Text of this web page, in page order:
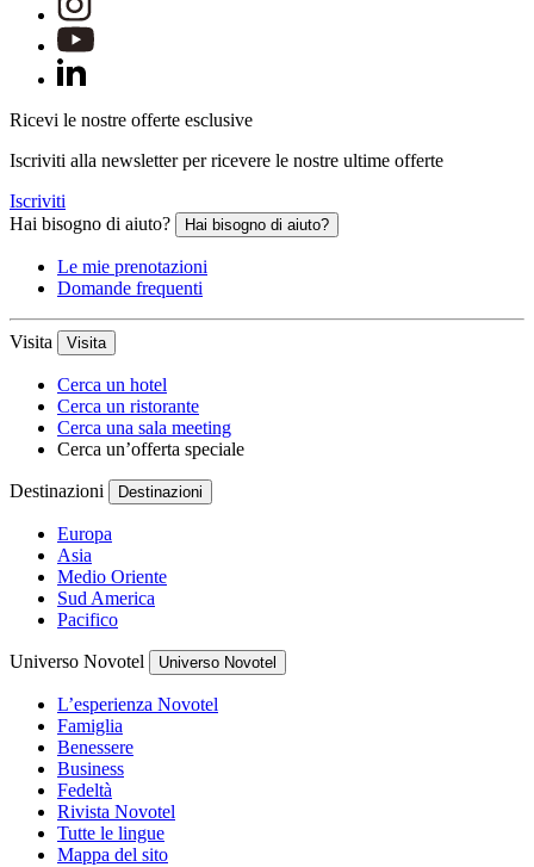
Ricevi le nostre offerte esclusive
Iscriviti alla newsletter per ricevere le nostre ultime offerte
Iscriviti
Hai bisogno di aiuto?
Hai bisogno di aiuto?
Le mie prenotazioni
Domande frequenti
Visita Visita
Cerca un hotel
Cerca un ristorante
Cerca una sala meeting
Cerca un’offerta speciale
Destinazioni Destinazioni
Europa
Asia
Medio Oriente
Sud America
Pacifico
Universo Novotel Universo Novotel
L’esperienza Novotel
Famiglia
Benessere
Business
Fedeltà
Rivista Novotel
Tutte le lingue
Mappa del sito